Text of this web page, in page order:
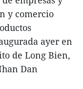
y comercio
ayer en
de Long Bien,
Dan